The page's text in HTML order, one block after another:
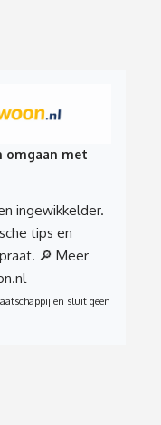
omgaan met
ingewikkelder.
tips en
🔎 Meer
en sluit geen